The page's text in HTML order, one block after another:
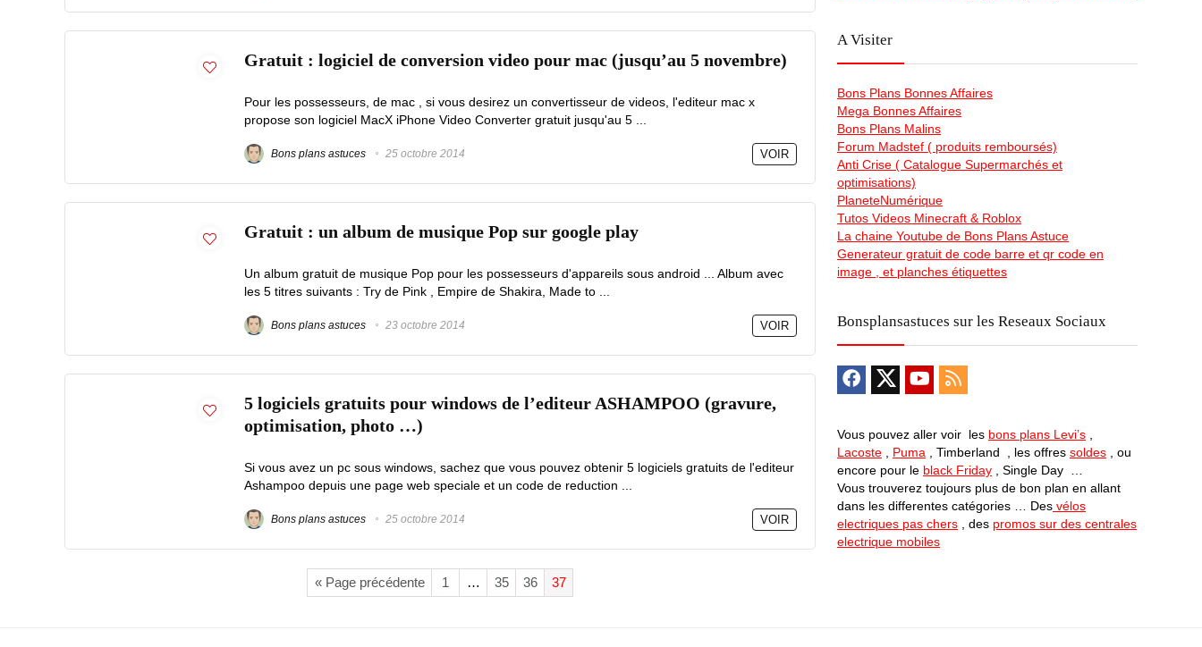
Gratuit : logiciel de conversion video pour mac (jusqu’au 5 novembre)
Pour les possesseurs, de mac , si vous desirez un convertisseur de videos, l'editeur mac x
propose son logiciel MacX iPhone Video Converter gratuit jusqu'au 5 ...
Bons plans astuces 25 octobre 2014 VOIR
Gratuit : un album de musique Pop sur google play
Un album gratuit de musique Pop pour les possesseurs d'appareils sous android ... Album avec
les 5 titres suivants : Try de Pink , Empire de Shakira, Made to ...
Bons plans astuces 23 octobre 2014 VOIR
5 logiciels gratuits pour windows de l’editeur ASHAMPOO (gravure,
optimisation, photo …)
Si vous avez un pc sous windows, sachez que vous pouvez obtenir 5 logiciels gratuits de l'editeur
Ashampoo depuis une page web speciale et un code de reduction ...
Bons plans astuces 25 octobre 2014 VOIR
« Page précédente 1 … 35 36 37
A Visiter
Bons Plans Bonnes Affaires
Mega Bonnes Affaires
Bons Plans Malins
Forum Madstef ( produits remboursés)
Anti Crise ( Catalogue Supermarchés et
optimisations)
PlaneteNumérique
Tutos Videos Minecraft & Roblox
La chaine Youtube de Bons Plans Astuce
Generateur gratuit de code barre et qr code en
image , et planches étiquettes
Bonsplansastuces sur les Reseaux Sociaux
Vous pouvez aller voir les bons plans Levi’s
Lacoste
Puma , Timberland , les offres soldes , ou
encore pour le black Friday , Single Day …
Vous trouverez toujours plus de bon plan en allant
dans les differentes catégories … Des vélos
electriques pas chers , des promos sur des centrales
electrique mobiles